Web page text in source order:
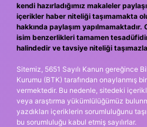
kendi hazırladığımız makaleler
içerikler haber niteliği taşımamakta
hakkında paylaşım
isim benzerlikleri tamamen
halindedir ve tavsiye niteliği
Sitemiz, 5651 Sayılı Kanun gereğince
Kurumu (BTK) tarafından onaylanmış
vermektedir. Bu nedenle, sitedeki
veya araştırma yükümlülüğümüz
yazdıkları içeriklerin sorumluluğunu
bu sorumluluğu kabul etmiş sayılırlar.